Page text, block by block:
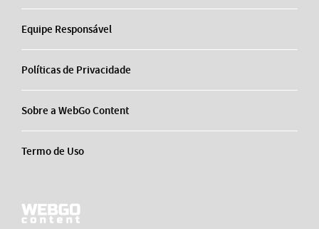
Equipe Responsável
Políticas de Privacidade
Sobre a WebGo Content
Termo de Uso